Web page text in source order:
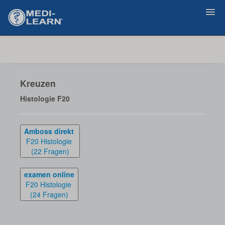
Login
Kreuzen
Histologie F20
Amboss direkt
F20 Histologie
(22 Fragen)
examen online
F20 Histologie
(24 Fragen)